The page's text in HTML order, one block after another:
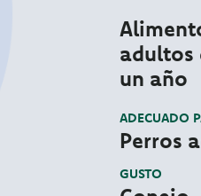
adultos
un año
ADECUADO
Perros
GUSTO